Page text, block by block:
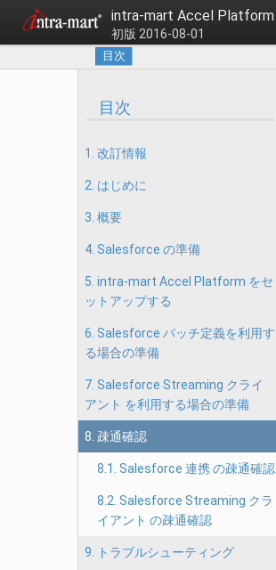
intra-mart Accel Platform
初版 2016-08-01
目次
目次
1. 改訂情報
2. はじめに
3. 概要
4. Salesforce の準備
5. intra-mart Accel Platform をセ
ットアップする
6. Salesforce バッチ定義を利用す
る場合の準備
7. Salesforce Streaming クライ
アント を利用する場合の準備
8. 疎通確認
8.1. Salesforce 連携 の疎通確認
8.2. Salesforce Streaming クラ
イアント の疎通確認
9. トラブルシューティング